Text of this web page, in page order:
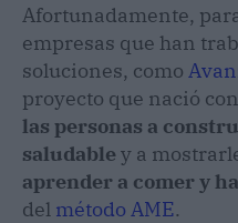
Afortunadamente,
empresas que han
soluciones, como
proyecto que nació
las personas a
saludabley a
aprender a comer y
del método AME.